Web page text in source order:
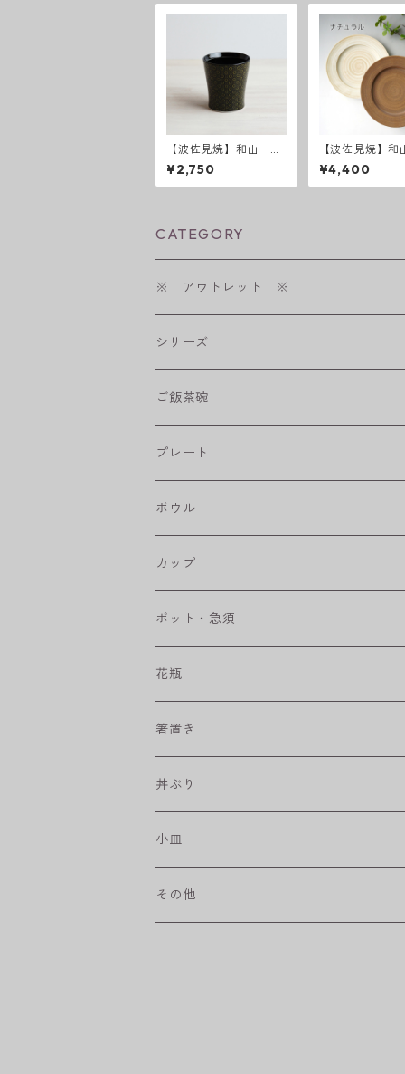
【波佐見焼】和山 ワ
ビカップ スリム - オ
リエンタルブラック -
¥2,750
【波佐見焼】
abby chic style
レート
¥4,400
CATEGORY
※ アウトレット ※
シリーズ
shabby chic style
フラワーパレード
八角シリーズ
RONDE
ベベルボウル
プリーツ
藍駒
ワビカップ
ハンディ小皿
和ミモザ
ご飯茶碗
プレート
楕円皿
丸皿
長皿
角皿
取皿
盛皿
カレー＆パスタ皿
ボウル
大鉢
中鉢
小鉢
カップ
カップ
マグカップ
フリーカップ
そば猪口
ポット・急須
花瓶
水差し
箸置き
丼ぶり
小皿
その他